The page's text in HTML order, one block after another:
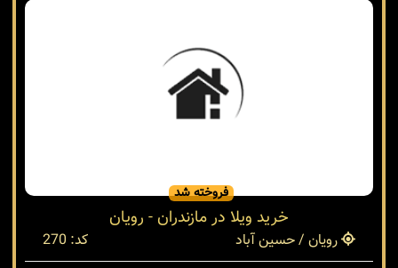
فروخته شد
خرید ویلا در مازندران - رویان
رویان / حسین آباد
کد: 270